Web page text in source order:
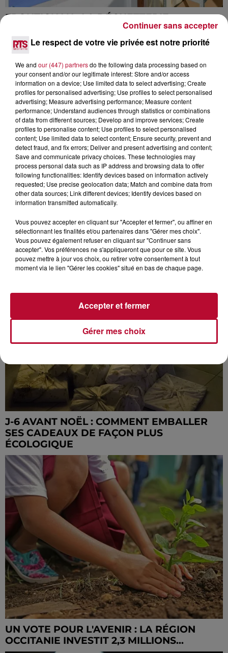
FRONTIGNAN : LA DÉCHETTERIE
INAUGURE UN ESPACE DÉDIÉ AUX
ARTICLES...
PRATIQUE: VINTED GO ARRIVE À
MONTPELLIER ET SES ALENTOURS
J-6 AVANT NOËL : COMMENT EMBALLER
SES CADEAUX DE FAÇON PLUS
ÉCOLOGIQUE
UN VOTE POUR L'AVENIR : LA RÉGION
OCCITANIE INVESTIT 2,3 MILLIONS...
Le respect de votre vie privée est notre priorité
We and our (447) partnersdo the following data processing based on
your consent and/or our legitimate interest: Store and/or access
information on a device; Use limited data to select advertising; Create
profiles for personalised advertising; Use profiles to select personalised
advertising; Measure advertising performance; Measure content
performance; Understand audiences through statistics or combinations
of data from different sources; Develop and improve services; Create
profiles to personalise content; Use profiles to select personalised
content; Use limited data to select content; Ensure security, prevent and
detect fraud, and fix errors; Deliver and present advertising and content;
Save and communicate privacy choices. These technologies may
process personal data such as IP address and browsing data to offer
following functionalities: Identify devices based on information actively
requested; Use precise geolocation data; Match and combine data from
other data sources; Link different devices; Identify devices based on
information transmitted automatically.
Vous pouvez accepter en cliquant sur "Accepter et fermer", ou affiner en
sélectionnant les finalités et/ou partenaires dans "Gérer mes choix".
Vous pouvez également refuser en cliquant sur "Continuer sans
accepter". Vos préférences ne s'appliqueront que pour ce site. Vous
pouvez mettre à jour vos choix, ou retirer votre consentement à tout
moment via le lien "Gérer les cookies" situé en bas de chaque page.
Gérer mes choix
Accepter et fermer
Continuer sans accepter